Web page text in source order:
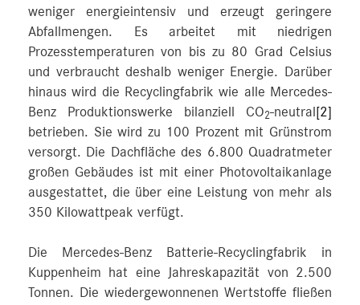
weniger energieintensiv und erzeugt geringere
Abfallmengen. Es arbeitet mit niedrigen
Prozesstemperaturen von bis zu 80 Grad Celsius
und verbraucht deshalb weniger Energie. Darüber
hinaus wird die Recyclingfabrik wie alle Mercedes-
Benz Produktionswerke bilanziell CO2-neutral [2]
betrieben. Sie wird zu 100 Prozent mit Grünstrom
versorgt. Die Dachfläche des 6.800 Quadratmeter
großen Gebäudes ist mit einer Photovoltaikanlage
ausgestattet, die über eine Leistung von mehr als
350 Kilowattpeak verfügt.
Die Mercedes-Benz Batterie-Recyclingfabrik in
Kuppenheim hat eine Jahreskapazität von 2.500
Tonnen. Die wiedergewonnenen Wertstoffe fließen